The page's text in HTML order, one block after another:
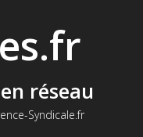
réseau
Syndicale.fr